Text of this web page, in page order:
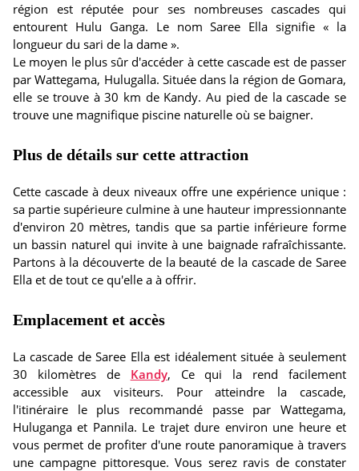
région est réputée pour ses nombreuses cascades qui
entourent Hulu Ganga. Le nom Saree Ella signifie « la
longueur du sari de la dame ».
Le moyen le plus sûr d'accéder à cette cascade est de passer
par Wattegama, Hulugalla. Située dans la région de Gomara,
elle se trouve à 30 km de Kandy. Au pied de la cascade se
trouve une magnifique piscine naturelle où se baigner.
Plus de détails sur cette attraction
Cette cascade à deux niveaux offre une expérience unique :
sa partie supérieure culmine à une hauteur impressionnante
d'environ 20 mètres, tandis que sa partie inférieure forme
un bassin naturel qui invite à une baignade rafraîchissante.
Partons à la découverte de la beauté de la cascade de Saree
Ella et de tout ce qu'elle a à offrir.
Emplacement et accès
La cascade de Saree Ella est idéalement située à seulement
30 kilomètres de Kandy, Ce qui la rend facilement
accessible aux visiteurs. Pour atteindre la cascade,
l'itinéraire le plus recommandé passe par Wattegama,
Huluganga et Pannila. Le trajet dure environ une heure et
vous permet de profiter d'une route panoramique à travers
une campagne pittoresque. Vous serez ravis de constater